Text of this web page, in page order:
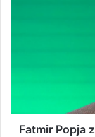
Fatmir Popja